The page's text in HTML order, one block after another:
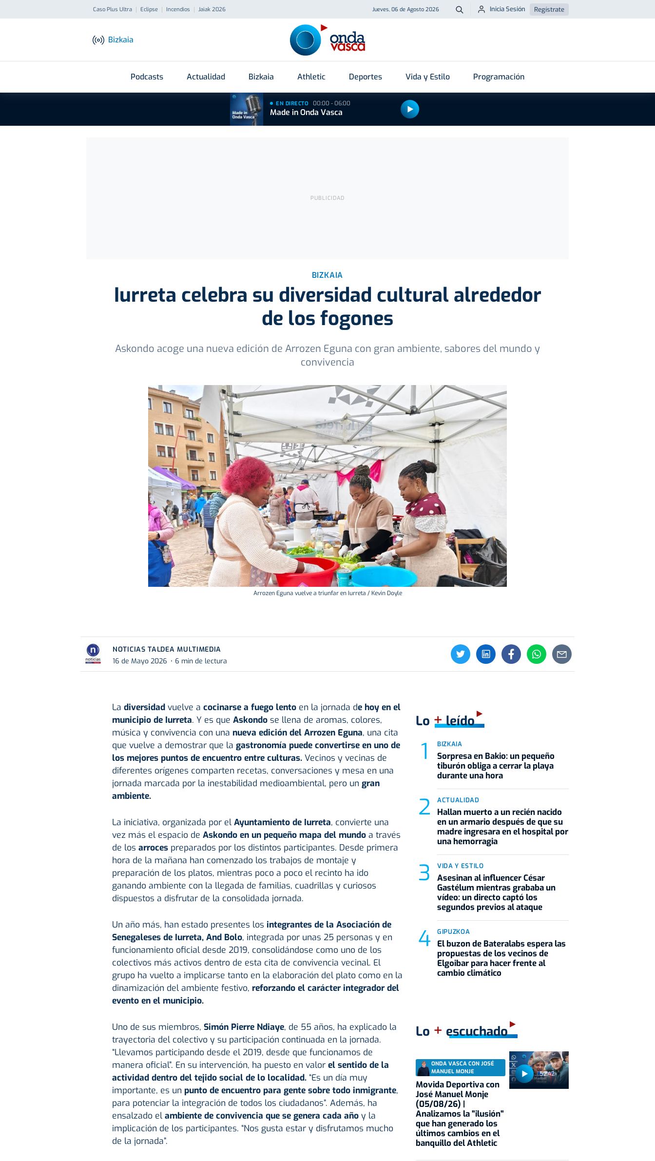
Caso Plus Ultra Eclipse Incendios Jaiak 2026 Jueves, 06 de Agosto 2026 Buscar
Inicia Sesión Regístrate
Bizkaia
Podcasts Actualidad Bizkaia Athletic Deportes Vida y Estilo Programación
EN DIRECTO 00:00 - 06:00
Made in Onda Vasca
BIZKAIA
Iurreta celebra su diversidad cultural alrededor
de los fogones
Askondo acoge una nueva edición de Arrozen Eguna con gran ambiente, sabores del mundo y
convivencia
Arrozen Eguna vuelve a triunfar en Iurreta / Kevin Doyle
NOTICIAS TALDEA MULTIMEDIA
16 de Mayo 2026
6 min de lectura
La diversidadvuelve a cocinarse a fuego lentoen la jornada de hoy en el
municipio de Iurreta. Y es que Askondose llena de aromas, colores,
música y convivencia con una nueva edición del Arrozen Eguna, una cita
que vuelve a demostrar que la gastronomía puede convertirse en uno de
los mejores puntos de encuentro entre culturas.Vecinos y vecinas de
diferentes orígenes comparten recetas, conversaciones y mesa en una
jornada marcada por la inestabilidad medioambiental, pero un gran
ambiente.
La iniciativa, organizada por el Ayuntamiento de Iurreta, convierte una
vez más el espacio de Askondo en un pequeño mapa del mundoa través
de los arrocespreparados por los distintos participantes. Desde primera
hora de la mañana han comenzado los trabajos de montaje y
preparación de los platos, mientras poco a poco el recinto ha ido
ganando ambiente con la llegada de familias, cuadrillas y curiosos
dispuestos a disfrutar de la consolidada jornada.
Un año más, han estado presentes los integrantes de la Asociación de
Senegaleses de Iurreta, And Bolo, integrada por unas 25 personas y en
funcionamiento oficial desde 2019, consolidándose como uno de los
colectivos más activos dentro de esta cita de convivencia vecinal. El
grupo ha vuelto a implicarse tanto en la elaboración del plato como en la
dinamización del ambiente festivo, reforzando el carácter integrador del
evento en el municipio.
Uno de sus miembros, Simón Pierre Ndiaye, de 55 años, ha explicado la
trayectoria del colectivo y su participación continuada en la jornada.
“Llevamos participando desde el 2019, desde que funcionamos de
manera oficial”. En su intervención, ha puesto en valorel sentido de la
actividad dentro del tejido social de lo localidad.“Es un día muy
importante, es un punto de encuentro para gente sobre todo inmigrante,
para potenciar la integración de todos los ciudadanos”. Además, ha
ensalzado el ambiente de convivencia que se genera cada añoy la
implicación de los participantes. “Nos gusta estar y disfrutamos mucho
de la jornada”.
Lo +leído
BIZKAIA
Sorpresa en Bakio: un pequeño
tiburón obliga a cerrar la playa
durante una hora
ACTUALIDAD
Hallan muerto a un recién nacido
en un armario después de que su
madre ingresara en el hospital por
una hemorragia
VIDA Y ESTILO
Asesinan al influencer César
Gastélum mientras grababa un
vídeo: un directo captó los
segundos previos al ataque
GIPUZKOA
El buzon de Bateralabs espera las
propuestas de los vecinos de
Elgoibar para hacer frente al
cambio climático
Lo + escuchado
52:42
ONDA VASCA CON JOSÉ
MANUEL MONJE
Movida Deportiva con
José Manuel Monje
(05/08/26) |
Analizamos la "ilusión"
que han generado los
últimos cambios en el
banquillo del Athletic